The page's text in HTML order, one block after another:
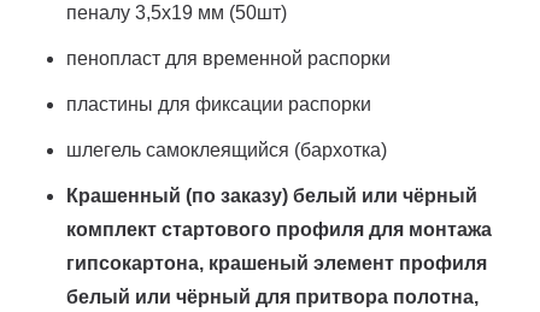
пеналу 3,5х19 мм (50шт)
пенопласт для временной распорки
пластины для фиксации распорки
шлегель самоклеящийся (бархотка)
Крашенный (по заказу) белый или чёрный
комплект стартового профиля для монтажа
гипсокартона, крашеный элемент профиля
белый или чёрный для притвора полотна,